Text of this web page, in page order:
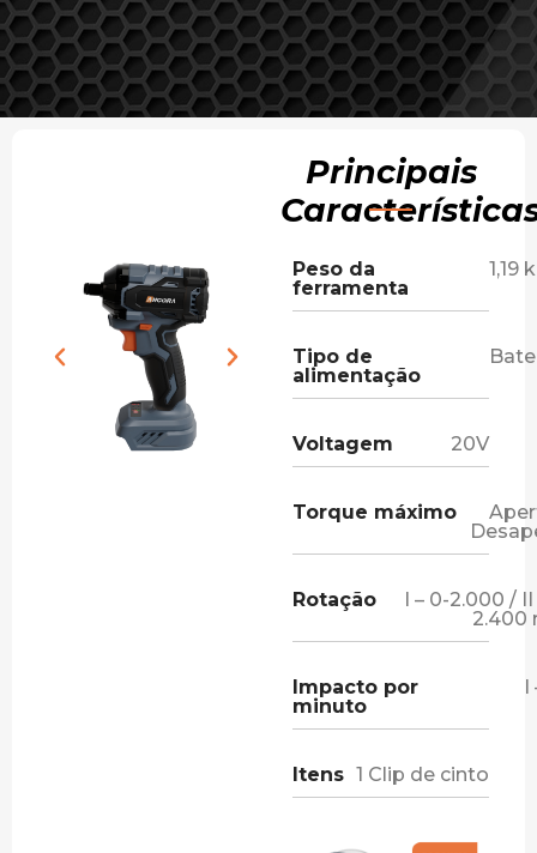
Principais
Peso da
ferramenta
1,19
Tipo de
alimentação
Voltagem 20V
Torque máximo
Rotação
I – 0-2.000 / II
2.400
Impacto por
minuto
I
Itens 1 Clip de cinto